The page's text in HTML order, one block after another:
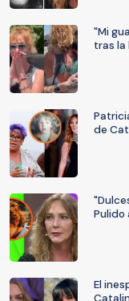
"Mi
tras la
de
Pulido
El